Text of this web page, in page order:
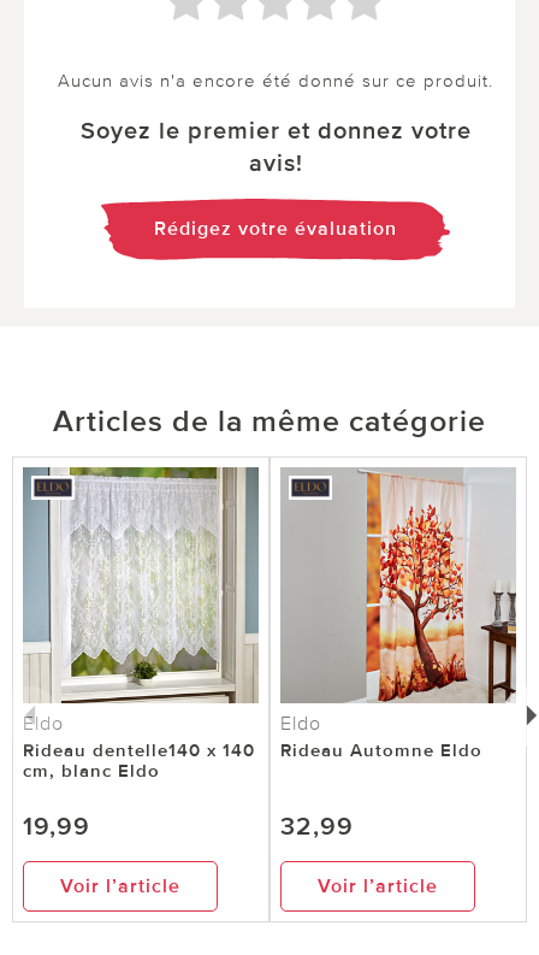
Aucun avis n'a encore été donné sur ce produit.
Soyez le premier et donnez votre
avis!
Rédigez votre évaluation
Articles de la même catégorie
Eldo
Rideau dentelle140 x 140
cm, blanc Eldo
19,99
Voir l’article
Eldo
Rideau Automne Eldo
32,99
Voir l’article